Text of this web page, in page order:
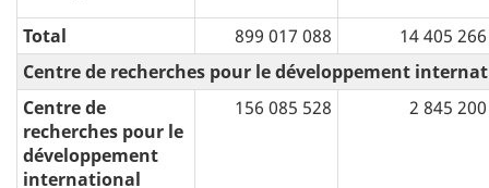
Total 899 017 088
14 405 266
Centre de recherches pour le développement
Centre de
recherches pour le
développement
international
156 085 528 2 845 200